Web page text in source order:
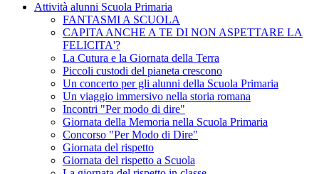
Attività alunni Scuola Primaria
FANTASMI A SCUOLA
CAPITA ANCHE A TE DI NON ASPETTARE LA
FELICITA'?
La Cutura e la Giornata della Terra
Piccoli custodi del pianeta crescono
Un concerto per gli alunni della Scuola Primaria
Un viaggio immersivo nella storia romana
Incontri "Per modo di dire"
Giornata della Memoria nella Scuola Primaria
Concorso "Per Modo di Dire"
Giornata del rispetto
Giornata del rispetto a Scuola